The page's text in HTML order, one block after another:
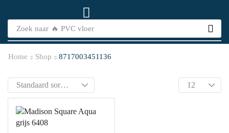
Zoek naar 🔥 PVC vloer
Home Shop 8717003451136